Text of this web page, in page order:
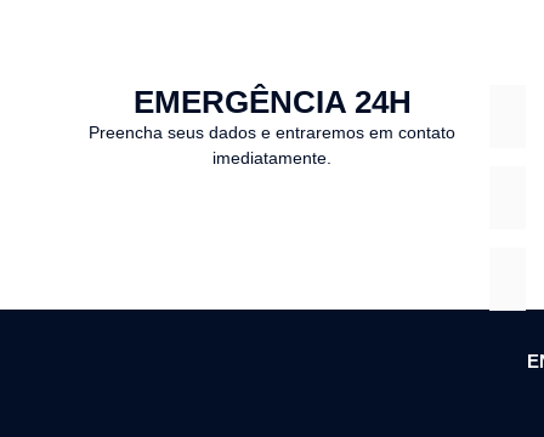
EMERGÊNCIA 24H
Preencha seus dados e entraremos em contato
imediatamente.